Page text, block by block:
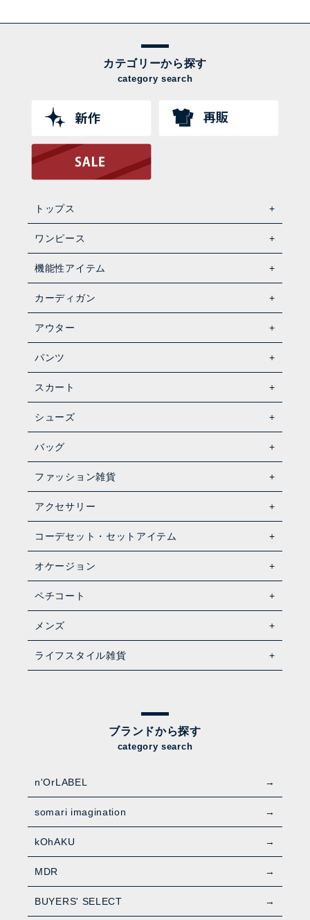
カテゴリーから探す
category search
トップス
ワンピース
機能性アイテム
カーディガン
アウター
パンツ
スカート
シューズ
バッグ
ファッション雑貨
アクセサリー
コーデセット・セットアイテム
オケージョン
ペチコート
メンズ
ライフスタイル雑貨
ブランドから探す
category search
n'OrLABEL
somari imagination
kOhAKU
MDR
BUYERS' SELECT